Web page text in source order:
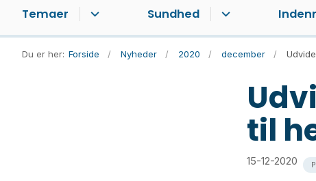
Temaer Sundhed
Du er her: Forside Nyheder 2020 december
til
15-12-2020